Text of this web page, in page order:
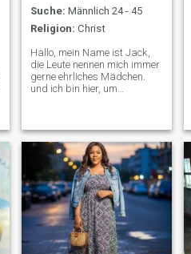
Suche: Männlich 24 - 45
Religion: Christ
Hallo, mein Name ist Jack,
die Leute nennen mich immer
gerne ehrliches Mädchen.
und ich bin hier, um
gemütlich bin eine einfache
Dame, aber sehr hetero.
wenn du ernsthaft und bereit
bist, bist du willkommene
Babe, bin müde, mit 🌹🙏 zu
sein